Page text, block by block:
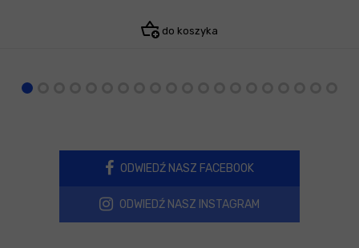
do koszyka
ODWIEDŹ NASZ FACEBOOK
ODWIEDŹ NASZ INSTAGRAM